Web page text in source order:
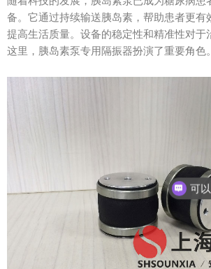
备。它通过持续输送胰岛素，帮助患者更有
提高生活质量。设备的稳定性和精准性对于
这里，胰岛素泵专用隔振器扮演了重要角色。